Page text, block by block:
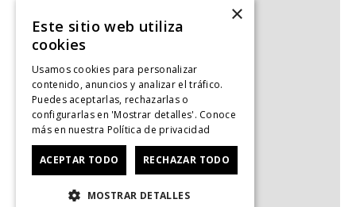
×
Este sitio web utiliza
cookies
Usamos cookies para personalizar
contenido, anuncios y analizar el tráfico.
Puedes aceptarlas, rechazarlas o
configurarlas en 'Mostrar detalles'. Conoce
más en nuestra Política de privacidad
ACEPTAR TODO RECHAZAR TODO
MOSTRAR DETALLES